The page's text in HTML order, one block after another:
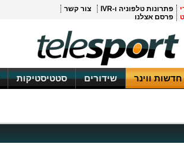
פתרונות טלפוניה ו-IVR
צור קשר
פרסם אצלנו
חדשות ווינר שידורים סטטיסטיקות